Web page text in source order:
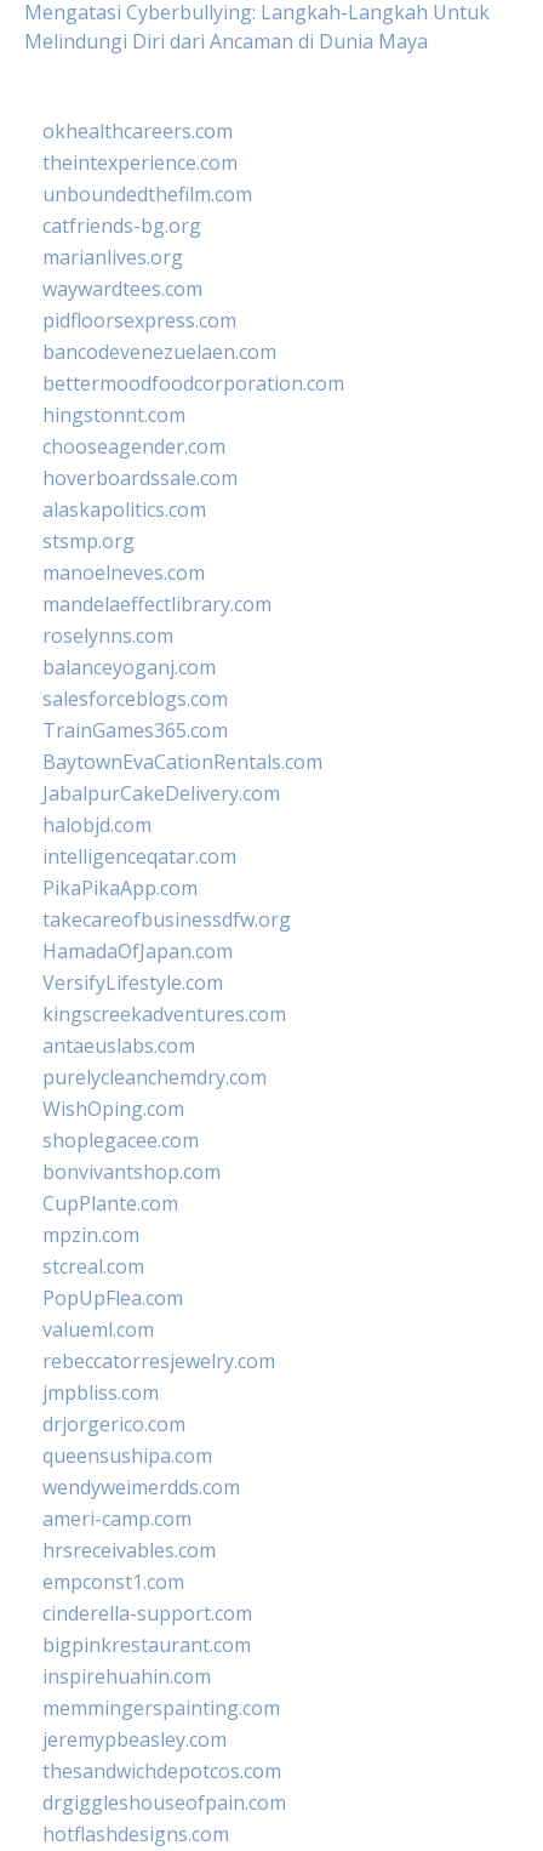
Mengatasi Cyberbullying: Langkah-Langkah Untuk
Melindungi Diri dari Ancaman di Dunia Maya
okhealthcareers.com
theintexperience.com
unboundedthefilm.com
catfriends-bg.org
marianlives.org
waywardtees.com
pidfloorsexpress.com
bancodevenezuelaen.com
bettermoodfoodcorporation.com
hingstonnt.com
chooseagender.com
hoverboardssale.com
alaskapolitics.com
stsmp.org
manoelneves.com
mandelaeffectlibrary.com
roselynns.com
balanceyoganj.com
salesforceblogs.com
TrainGames365.com
BaytownEvaCationRentals.com
JabalpurCakeDelivery.com
halobjd.com
intelligenceqatar.com
PikaPikaApp.com
takecareofbusinessdfw.org
HamadaOfJapan.com
VersifyLifestyle.com
kingscreekadventures.com
antaeuslabs.com
purelycleanchemdry.com
WishOping.com
shoplegacee.com
bonvivantshop.com
CupPlante.com
mpzin.com
stcreal.com
PopUpFlea.com
valueml.com
rebeccatorresjewelry.com
jmpbliss.com
drjorgerico.com
queensushipa.com
wendyweimerdds.com
ameri-camp.com
hrsreceivables.com
empconst1.com
cinderella-support.com
bigpinkrestaurant.com
inspirehuahin.com
memmingerspainting.com
jeremypbeasley.com
thesandwichdepotcos.com
drgiggleshouseofpain.com
hotflashdesigns.com